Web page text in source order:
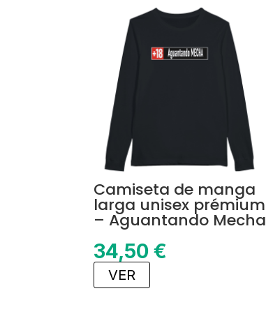
Camiseta de manga
larga unisex prémium
– Aguantando Mecha
34,50€
VER